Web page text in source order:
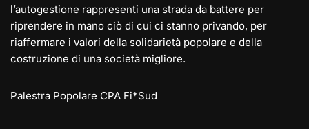
l’autogestione rappresenti una strada da battere per
riprendere in mano ciò di cui ci stanno privando, per
riaffermare i valori della solidarietà popolare e della
costruzione di una società migliore.
Palestra Popolare CPA Fi*Sud